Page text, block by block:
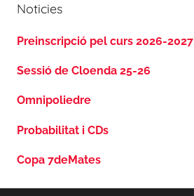
Noticies
Preinscripció pel curs 2026-2027
Sessió de Cloenda 25-26
Omnipoliedre
Probabilitat i CDs
Copa 7deMates